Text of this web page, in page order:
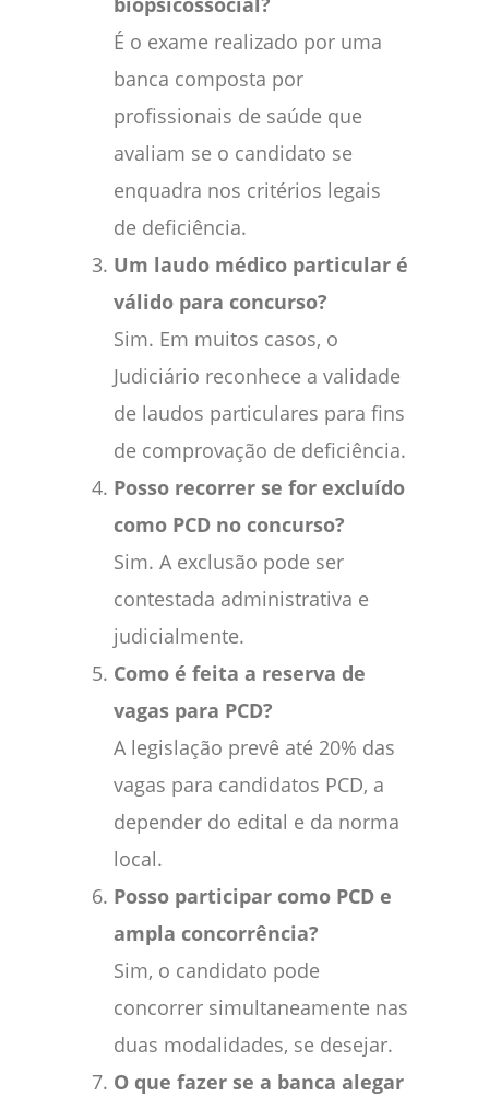
É o exame realizado por uma
banca composta por
profissionais de saúde que
avaliam se o candidato se
enquadra nos critérios legais
de deficiência.
Um laudo médico particular é
válido para concurso?
Sim. Em muitos casos, o
Judiciário reconhece a validade
de laudos particulares para fins
de comprovação de deficiência.
Posso recorrer se for excluído
como PCD no concurso?
Sim. A exclusão pode ser
contestada administrativa e
judicialmente.
Como é feita a reserva de
vagas para PCD?
A legislação prevê até 20% das
vagas para candidatos PCD, a
depender do edital e da norma
local.
Posso participar como PCD e
ampla concorrência?
Sim, o candidato pode
concorrer simultaneamente nas
duas modalidades, se desejar.
O que fazer se a banca alegar